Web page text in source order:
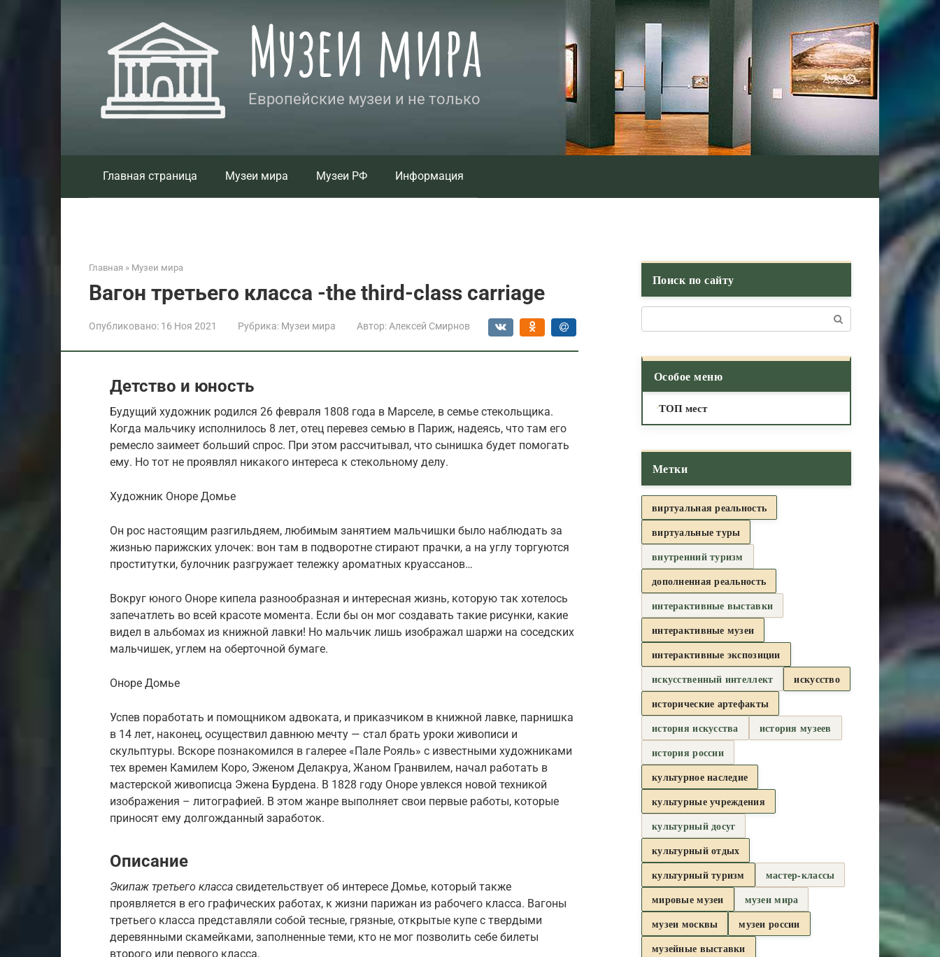
Музеи мира
Европейские музеи и не только
Главная страница Музеи мира Музеи РФ Информация
Главная » Музеи мира
Вагон третьего класса -the third-class carriage
Опубликовано: 16 Ноя 2021 Рубрика: Музеи мира Автор: Алексей Смирнов
Детство и юность
Будущий художник родился 26 февраля 1808 года в Марселе, в семье стекольщика.
Когда мальчику исполнилось 8 лет, отец перевез семью в Париж, надеясь, что там его
ремесло заимеет больший спрос. При этом рассчитывал, что сынишка будет помогать
ему. Но тот не проявлял никакого интереса к стекольному делу.
Художник Оноре Домье
Он рос настоящим разгильдяем, любимым занятием мальчишки было наблюдать за
жизнью парижских улочек: вон там в подворотне стирают прачки, а на углу торгуются
проститутки, булочник разгружает тележку ароматных круассанов…
Вокруг юного Оноре кипела разнообразная и интересная жизнь, которую так хотелось
запечатлеть во всей красоте момента. Если бы он мог создавать такие рисунки, какие
видел в альбомах из книжной лавки! Но мальчик лишь изображал шаржи на соседских
мальчишек, углем на оберточной бумаге.
Оноре Домье
Успев поработать и помощником адвоката, и приказчиком в книжной лавке, парнишка
в 14 лет, наконец, осуществил давнюю мечту — стал брать уроки живописи и
скульптуры. Вскоре познакомился в галерее «Пале Рояль» с известными художниками
тех времен Камилем Коро, Эженом Делакруа, Жаном Гранвилем, начал работать в
мастерской живописца Эжена Бурдена. В 1828 году Оноре увлекся новой техникой
изображения – литографией. В этом жанре выполняет свои первые работы, которые
приносят ему долгожданный заработок.
Описание
Экипаж третьего класса свидетельствует об интересе Домье, который также
проявляется в его графических работах, к жизни парижан из рабочего класса. Вагоны
третьего класса представляли собой тесные, грязные, открытые купе с твердыми
деревянными скамейками, заполненные теми, кто не мог позволить себе билеты
второго или первого класса.
Поиск по сайту
Особое меню
ТОП мест
Метки
виртуальная реальность
виртуальные туры
внутренний туризм
дополненная реальность
интерактивные выставки
интерактивные музеи
интерактивные экспозиции
искусственный интеллект
искусство
исторические артефакты
история искусства
история музеев
история россии
культурное наследие
культурные учреждения
культурный досуг
культурный отдых
культурный туризм
мастер-классы
мировые музеи
музеи мира
музеи москвы
музеи россии
музейные выставки